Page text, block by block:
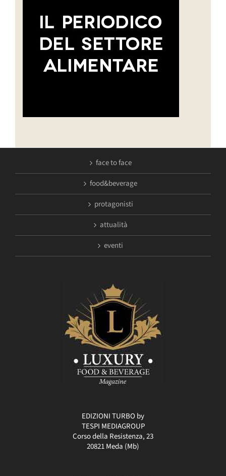
face to face
food&beverage
protagonisti
attualità
eventi
EDIZIONI TURBO by
TESPI MEDIAGROUP
Corso della Resistenza, 23
20821 Meda (Mb)